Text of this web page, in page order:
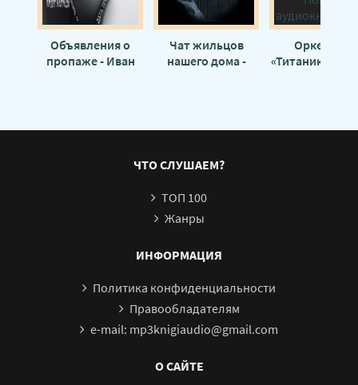
Объявления о
пропаже - Иван
Чат жильцов
нашего дома -
Оркестр с
«Титаника» -
ЧТО СЛУШАЕМ?
ТОП 100
Жанры
ИНФОРМАЦИЯ
Политика конфиденциальности
Правообладателям
e-mail: mp3knigiaudio@gmail.com
О САЙТЕ